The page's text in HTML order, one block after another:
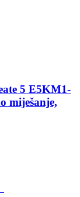
5 E5KM1-
miješanje,